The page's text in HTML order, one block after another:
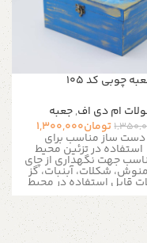
چوبی کد 105
ام دی اف,جعبه
تومان1,300,000
ساز مناسب برای
استفاده در تزئین محیط
جهت نگهداری از چای
شکلات، آبنبات، گز
قابل استفاده در محیط
، کافی شاپ ها و مناسب
به زیور آلات و لوازم ریز
بزرگ تمامی سینی